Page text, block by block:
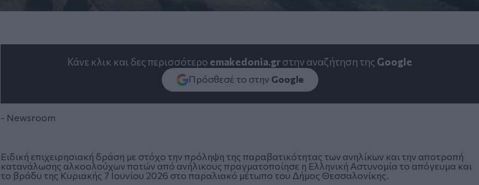
Κάνε κλικ και δες περισσότερο emakedonia.grστην αναζήτηση της Google
Πρόσθεσέ το στην Google
- Newsroom
Ειδική επιχειρησιακή δράση με στόχο την πρόληψη της παραβατικότητας των ανηλίκων και την αποτροπή
κατανάλωσης αλκοολούχων ποτών από ανήλικους πραγματοποίησε η Ελληνική Αστυνομία το απόγευμα και
το βράδυ της Κυριακής 7 Ιουνίου 2026 στο παραλιακό μέτωπο του Δήμος Θεσσαλονίκης